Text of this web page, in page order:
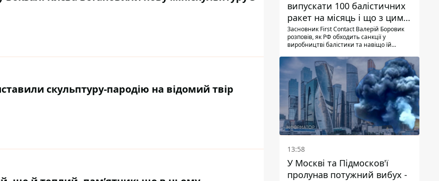
скульптуру-пародію на відомий твір
випускати 100 балістичних
ракет на місяць і що з цим
робити
Засновник First Contact Валерій Боровик
розповів, як РФ обходить санкції у
виробництві балістики та навіщо їй
13:58
У Москві та Підмосков'ї
пролунав потужний вибух -